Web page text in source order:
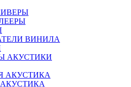
ВИНИЛА
АКУСТИКИ
АКУСТИКА